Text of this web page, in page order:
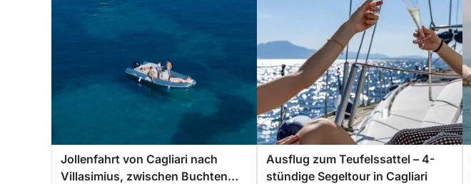
Jollenfahrt von Cagliari nach
Villasimius, zwischen Buchten
Ausflug zum Teufelssattel – 4-
stündige Segeltour in Cagliari